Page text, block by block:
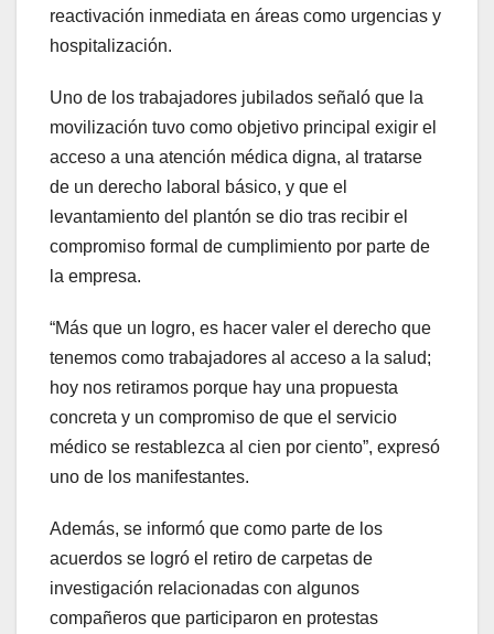
reactivación inmediata en áreas como urgencias y
hospitalización.
Uno de los trabajadores jubilados señaló que la
movilización tuvo como objetivo principal exigir el
acceso a una atención médica digna, al tratarse
de un derecho laboral básico, y que el
levantamiento del plantón se dio tras recibir el
compromiso formal de cumplimiento por parte de
la empresa.
“Más que un logro, es hacer valer el derecho que
tenemos como trabajadores al acceso a la salud;
hoy nos retiramos porque hay una propuesta
concreta y un compromiso de que el servicio
médico se restablezca al cien por ciento”, expresó
uno de los manifestantes.
Además, se informó que como parte de los
acuerdos se logró el retiro de carpetas de
investigación relacionadas con algunos
compañeros que participaron en protestas